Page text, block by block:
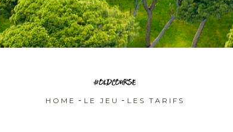
HOME - LE JEU - LES TARIFS